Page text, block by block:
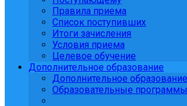
Правила приема
Список поступивших
Итоги зачисления
Условия приема
Целевое обучение
Дополнительное образование
Дополнительное образование
Образовательные